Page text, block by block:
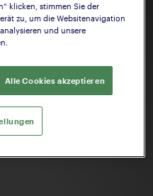
klicken, stimmen Sie der
zu, um die Websitenavigation
und unsere
Alle Cookies akzeptieren